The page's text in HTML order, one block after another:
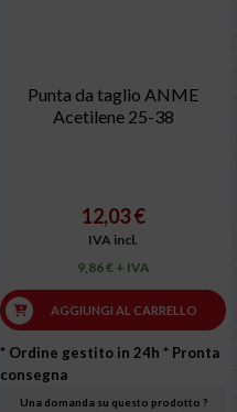
Punta da taglio ANME
Acetilene 25-38
12,03 €
IVA incl.
9,86 € + IVA
AGGIUNGI AL CARRELLO
* Ordine gestito in 24h * Pronta
consegna
Una domanda su questo prodotto ?